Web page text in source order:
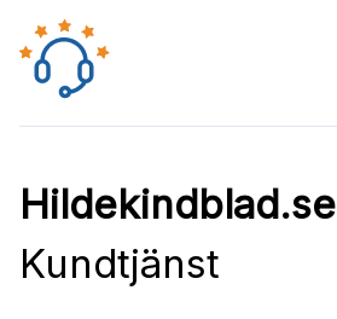
Hildekindblad.se
Kundtjänst